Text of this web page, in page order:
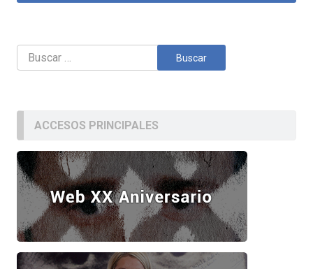
Buscar:
ACCESOS PRINCIPALES